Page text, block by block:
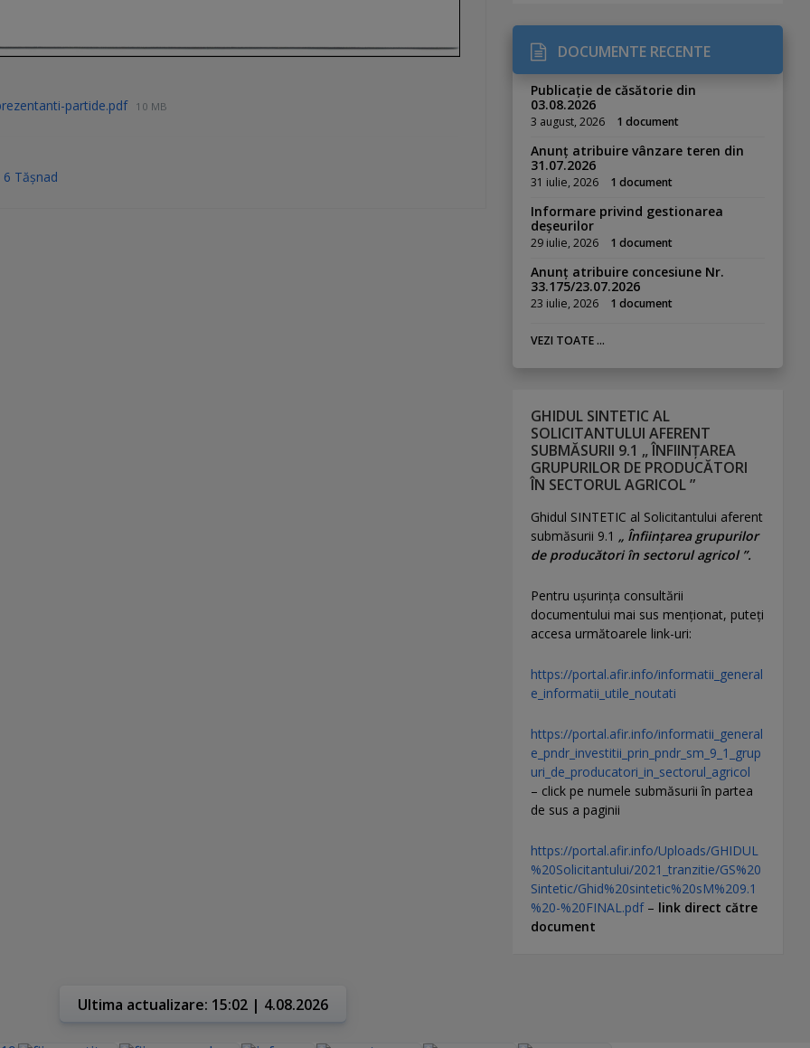
partide.pdf 10 MB
Tășnad
DOCUMENTE RECENTE
Publicație de căsătorie din
03.08.2026
3 august, 2026 1 document
Anunț atribuire vânzare teren din
31.07.2026
31 iulie, 2026 1 document
Informare privind gestionarea
deșeurilor
29 iulie, 2026 1 document
Anunț atribuire concesiune Nr.
33.175/23.07.2026
23 iulie, 2026 1 document
VEZI TOATE ...
GHIDUL SINTETIC AL
SOLICITANTULUI AFERENT
SUBMĂSURII 9.1 „ ÎNFIINȚAREA
GRUPURILOR DE PRODUCĂTORI
ÎN SECTORUL AGRICOL ”
Ghidul SINTETIC al Solicitantului aferent
submăsurii 9.1 „ Înființarea grupurilor
de producători în sectorul agricol ”.
Pentru uşurinţa consultării
documentului mai sus menţionat, puteţi
accesa următoarele link-uri:
https://portal.afir.info/informatii_general
e_informatii_utile_noutati
https://portal.afir.info/informatii_general
e_pndr_investitii_prin_pndr_sm_9_1_grup
uri_de_producatori_in_sectorul_agricol
– click pe numele submăsurii în partea
de sus a paginii
https://portal.afir.info/Uploads/GHIDUL
%20Solicitantului/2021_tranzitie/GS%20
Sintetic/Ghid%20sintetic%20sM%209.1
%20-%20FINAL.pdf– link direct către
document
Ultima actualizare: 15:02 | 4.08.2026